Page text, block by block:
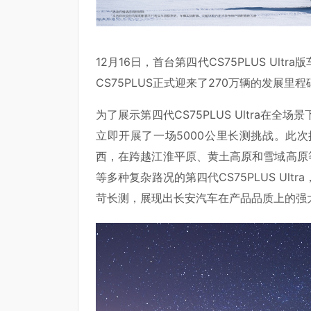
12月16日，首台第四代CS75PLUS Ultra
CS75PLUS正式迎来了270万辆的发展里程
为了展示第四代CS75PLUS Ultra在全场
立即开展了一场5000公里长测挑战。此
西，在跨越江淮平原、黄土高原和雪域高
等多种复杂路况的第四代CS75PLUS
苛长测，展现出长安汽车在产品品质上的